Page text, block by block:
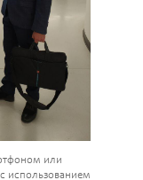
или
использованием